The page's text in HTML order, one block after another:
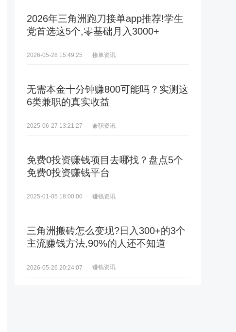
2026年三角洲跑刀接单app推荐!学生
党首选这5个,零基础月入3000+
2026-05-28 15:49:25 接单资讯
无需本金十分钟赚800可能吗？实测这
6类兼职的真实收益
2025-06-27 13:21:27 兼职资讯
免费0投资赚钱项目去哪找？盘点5个
免费0投资赚钱平台
2025-01-05 18:00:00 赚钱资讯
三角洲搬砖怎么变现?日入300+的3个
主流赚钱方法,90%的人还不知道
2026-05-26 20:24:07 赚钱资讯